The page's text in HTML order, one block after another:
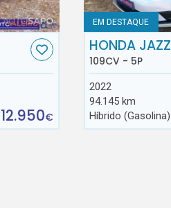
12.950€
EM DESTAQUE
HONDA JAZZ
109CV - 5P
2022
94.145 km
Híbrido (Gasolina)